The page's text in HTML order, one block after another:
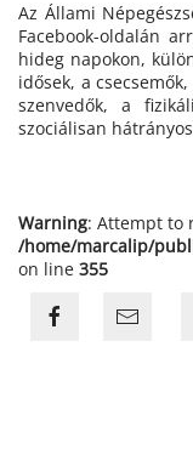
Az Állami
Facebook-oldalán
hideg napokon,
idősek, a
szenvedők, a
szociálisan
Warning: Attempt to
/home/marcalip/
on line 355